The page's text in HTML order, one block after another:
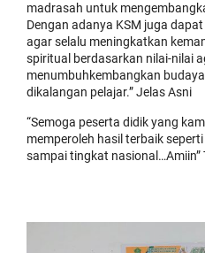
madrasah untuk
Dengan adanya KSM juga
agar selalu meningkatkan
spiritual berdasarkan nilai-nilai
menumbuhkembangkan
dikalangan pelajar.” Jelas Asni
“Semoga peserta didik yang
memperoleh hasil terbaik
sampai tingkat nasional…Amiin”